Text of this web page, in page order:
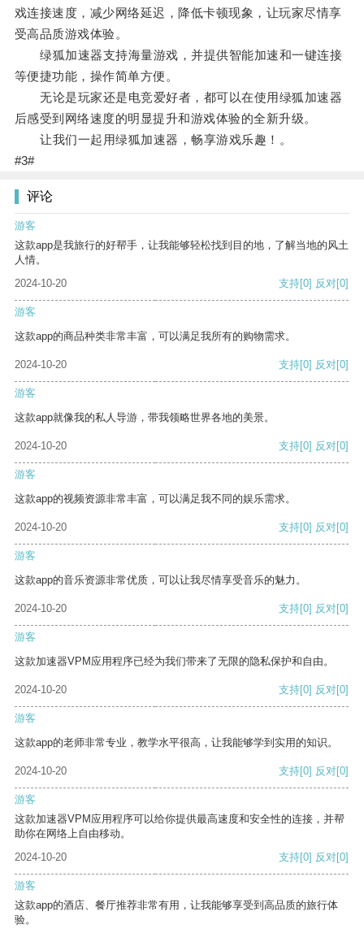
戏连接速度，减少网络延迟，降低卡顿现象，让玩家尽情享
受高品质游戏体验。
绿狐加速器支持海量游戏，并提供智能加速和一键连接
等便捷功能，操作简单方便。
无论是玩家还是电竞爱好者，都可以在使用绿狐加速器
后感受到网络速度的明显提升和游戏体验的全新升级。
让我们一起用绿狐加速器，畅享游戏乐趣！。
#3#
评论
游客
这款app是我旅行的好帮手，让我能够轻松找到目的地，了解当地的风土
人情。
2024-10-20
支持[0] 反对[0]
游客
这款app的商品种类非常丰富，可以满足我所有的购物需求。
2024-10-20 支持[0] 反对[0]
游客
这款app就像我的私人导游，带我领略世界各地的美景。
2024-10-20 支持[0] 反对[0]
游客
这款app的视频资源非常丰富，可以满足我不同的娱乐需求。
2024-10-20 支持[0] 反对[0]
游客
这款app的音乐资源非常优质，可以让我尽情享受音乐的魅力。
2024-10-20 支持[0] 反对[0]
游客
这款加速器VPM应用程序已经为我们带来了无限的隐私保护和自由。
2024-10-20 支持[0] 反对[0]
游客
这款app的老师非常专业，教学水平很高，让我能够学到实用的知识。
2024-10-20 支持[0] 反对[0]
游客
这款加速器VPM应用程序可以给你提供最高速度和安全性的连接，并帮
助你在网络上自由移动。
2024-10-20
支持[0] 反对[0]
游客
这款app的酒店、餐厅推荐非常有用，让我能够享受到高品质的旅行体
验。